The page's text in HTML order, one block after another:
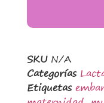
SKU N/A
Categorías
Etiquetas